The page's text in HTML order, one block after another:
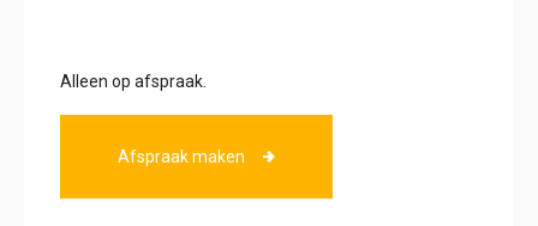
Alleen op afspraak.
Afspraak maken